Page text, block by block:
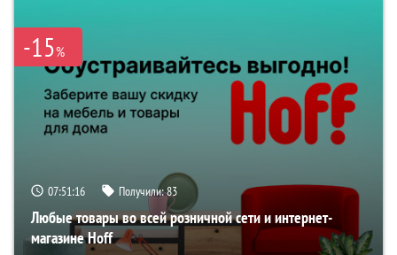
-15%
07:51:15 Получили:83
Любые товары во всей розничной сети и интернет-
магазине Hoff